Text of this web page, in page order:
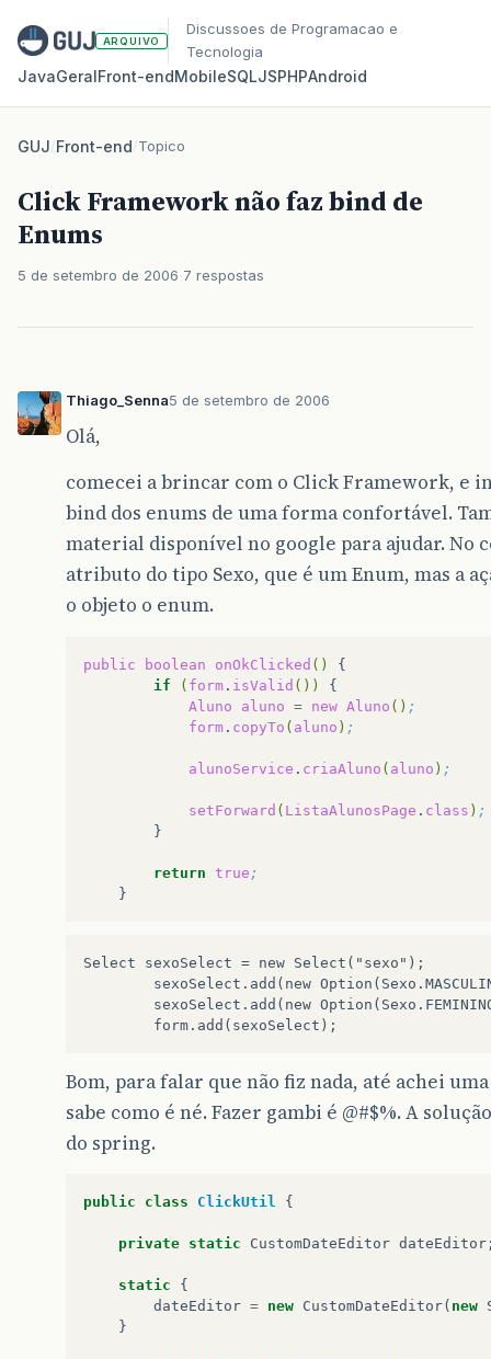
ARQUIVO
Discussoes de Programacao e
Tecnologia
JavaGeralFront‑endMobileSQLJSPHPAndroid
GUJ/Front-end/Topico
Click Framework não faz bind de
Enums
5 de setembro de 2006 7 respostas
Thiago_Senna5 de setembro de 2006
Olá,
comecei a brincar com o Click Framework, e
bind dos enums de uma forma confortável.
material disponível no google para ajudar. No
atributo do tipo Sexo, que é um Enum, mas a
o objeto o enum.
public boolean onOkClicked ()
if
( form . isValid ())
Aluno
aluno = new Aluno () ;
form . copyTo ( aluno ) ;
alunoService . criaAluno ( aluno ) ;
setForward ( ListaAlunosPage . class ) ;
return true ;
Select sexoSelect = new Select("sexo");
Bom, para falar que não fiz nada, até achei
sabe como é né. Fazer gambi é @#$%. A
do spring.
public class ClickUtil {
private static CustomDateEditor dateEditor
static
{
dateEditor = new CustomDateEditor( new
}